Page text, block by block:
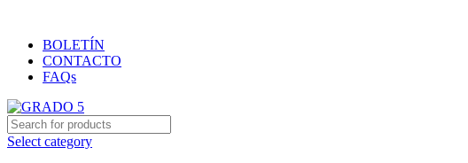
BOLETÍN
CONTACTO
FAQs
Select category